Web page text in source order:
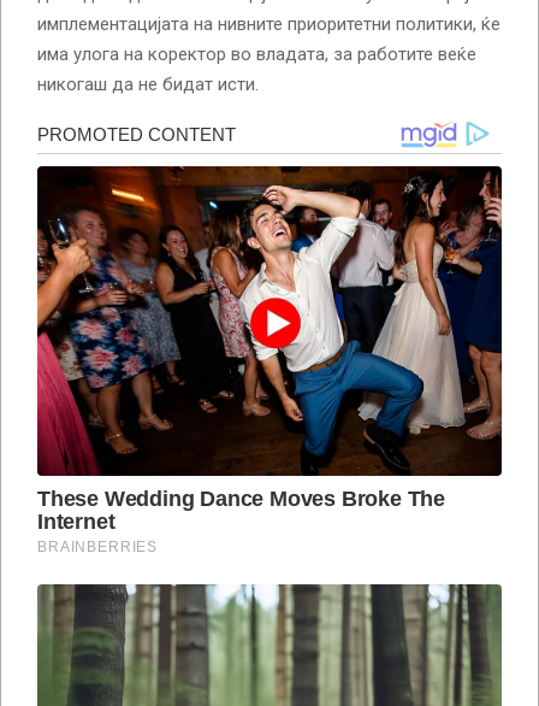
имплементацијата на нивните приоритетни политики, ќе
има улога на коректор во владата, за работите веќе
никогаш да не бидат исти.